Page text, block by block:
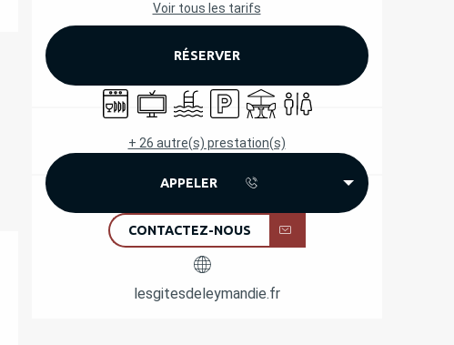
Voir tous les tarifs
RÉSERVER
Lave vaisselle
TélévisionPiscineParkingTerrasseToilettes
+ 26 autre(s) prestation(s)
APPELER
CONTACTEZ-NOUS
lesgitesdeleymandie.fr